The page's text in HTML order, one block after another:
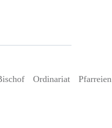
Ordinariat Pfarreien